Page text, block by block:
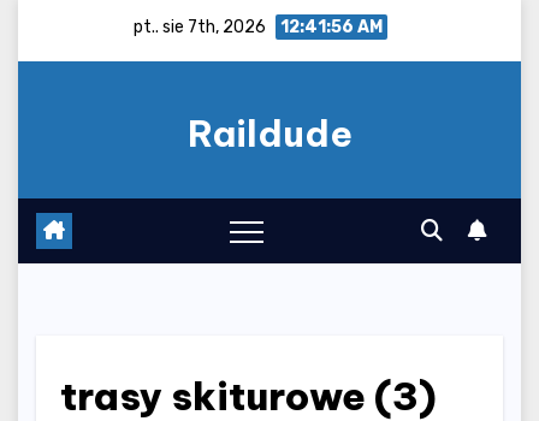
pt.. sie 7th, 2026 12:41:56 AM
Raildude
trasy skiturowe (3)